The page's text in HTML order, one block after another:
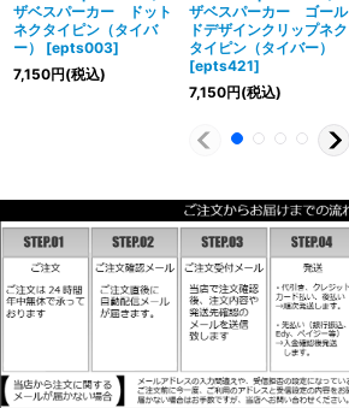
ザベスパーカー ドット
ネクタイピン（タイバ
ー）
[epts003]
7,150円(税込)
ザベスパーカー ゴール
ドデザインクリップネク
タイピン（タイバー）
[epts421]
7,150円(税込)